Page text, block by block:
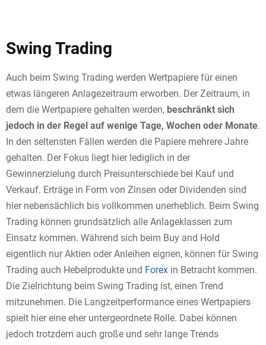
Swing Trading
Auch beim Swing Trading werden Wertpapiere für einen
etwas längeren Anlagezeitraum erworben. Der Zeitraum, in
dem die Wertpapiere gehalten werden, beschränkt sich
jedoch in der Regel auf wenige Tage, Wochen oder Monate.
In den seltensten Fällen werden die Papiere mehrere Jahre
gehalten. Der Fokus liegt hier lediglich in der
Gewinnerzielung durch Preisunterschiede bei Kauf und
Verkauf. Erträge in Form von Zinsen oder Dividenden sind
hier nebensächlich bis vollkommen unerheblich. Beim Swing
Trading können grundsätzlich alle Anlageklassen zum
Einsatz kommen. Während sich beim Buy and Hold
eigentlich nur Aktien oder Anleihen eignen, können für Swing
Trading auch Hebelprodukte und Forex in Betracht kommen.
Die Zielrichtung beim Swing Trading ist, einen Trend
mitzunehmen. Die Langzeitperformance eines Wertpapiers
spielt hier eine eher untergeordnete Rolle. Dabei können
jedoch trotzdem auch große und sehr lange Trends